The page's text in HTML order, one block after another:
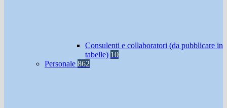
Consulenti e collaboratori (da pubblicare in
tabelle) 10
Personale 862